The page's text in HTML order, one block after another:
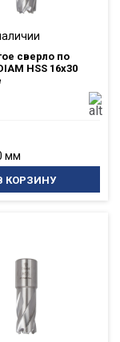
сверло по
HSS 16x30
мм
КОРЗИНУ